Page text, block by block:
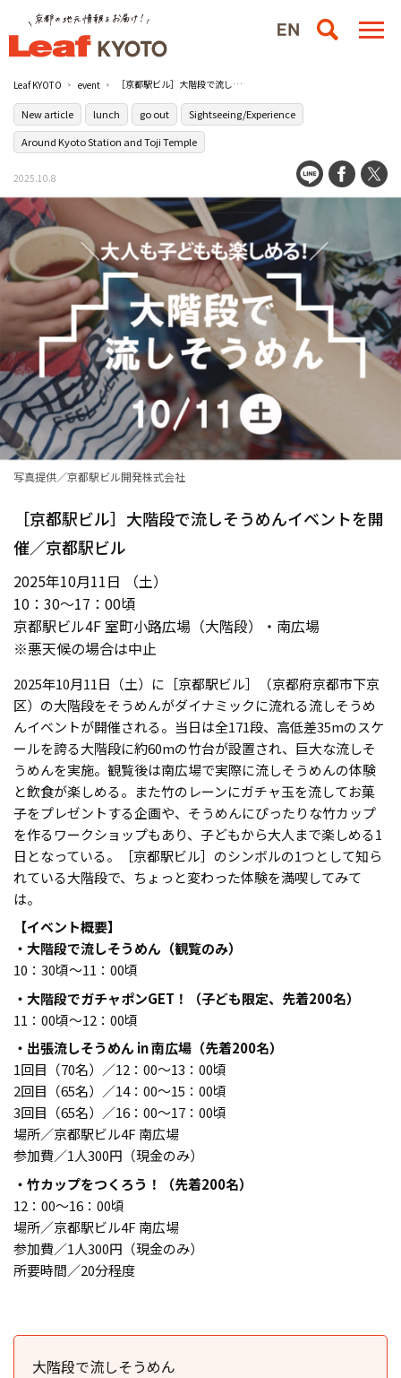
Leaf KYOTO event ［京都駅ビル］大階段で流しそうめんイベントを開催／京都駅ビル
New article lunch go out
Sightseeing/Experience
Around Kyoto Station and Toji Temple
2025.10.8
写真提供／京都駅ビル開発株式会社
［京都駅ビル］大階段で流しそうめんイベントを開
催／京都駅ビル
2025年10月11日 （土）
10：30〜17：00頃
京都駅ビル4F 室町小路広場（大階段）・南広場
※悪天候の場合は中止
2025年10月11日（土）に［京都駅ビル］（京都府京都市下京
区）の大階段をそうめんがダイナミックに流れる流しそうめ
んイベントが開催される。当日は全171段、高低差35mのスケ
ールを誇る大階段に約60mの竹台が設置され、巨大な流しそ
うめんを実施。観覧後は南広場で実際に流しそうめんの体験
と飲食が楽しめる。また竹のレーンにガチャ玉を流してお菓
子をプレゼントする企画や、そうめんにぴったりな竹カップ
を作るワークショップもあり、子どもから大人まで楽しめる1
日となっている。［京都駅ビル］のシンボルの1つとして知ら
れている大階段で、ちょっと変わった体験を満喫してみて
は。
【イベント概要】
・大階段で流しそうめん（観覧のみ）
10：30頃〜11：00頃
・大階段でガチャポンGET！（子ども限定、先着200名）
11：00頃〜12：00頃
・出張流しそうめん in 南広場（先着200名）
1回目（70名）／12：00～13：00頃
2回目（65名）／14：00～15：00頃
3回目（65名）／16：00～17：00頃
場所／京都駅ビル4F 南広場
参加費／1人300円（現金のみ）
・竹カップをつくろう！（先着200名）
12：00～16：00頃
場所／京都駅ビル4F 南広場
参加費／1人300円（現金のみ）
所要時間／20分程度
大階段で流しそうめん